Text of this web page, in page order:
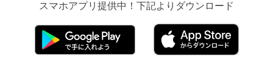
スマホアプリ提供中！下記よりダウンロード